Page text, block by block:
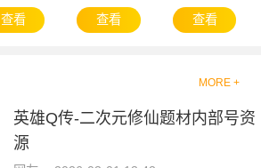
查看
查看
查看
MORE +
英雄Q传-二次元修仙题材内部号资
源